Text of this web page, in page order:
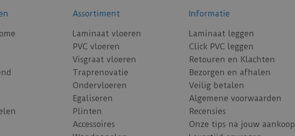
Assortiment
Laminaat vloeren
PVC vloeren
Visgraat vloeren
Traprenovatie
Ondervloeren
Egaliseren
Plinten
Accessoires
Informatie
Laminaat leggen
Click PVC leggen
Retouren en Klachten
Bezorgen en afhalen
Veilig betalen
Algemene voorwaarden
Recensies
Onze tips na jouw aankoop